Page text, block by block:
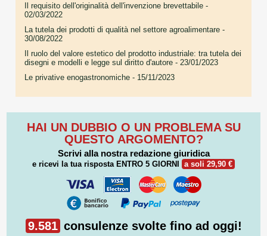
Il requisito dell'originalità dell'invenzione brevettabile -
02/03/2022
La tutela dei prodotti di qualità nel settore agroalimentare -
30/08/2022
Il ruolo del valore estetico del prodotto industriale: tra tutela dei
disegni e modelli e legge sul diritto d'autore - 23/01/2023
Le privative enogastronomiche - 15/11/2023
HAI UN DUBBIO O UN PROBLEMA SU
QUESTO ARGOMENTO?
Scrivi alla nostra redazione giuridica
e ricevi la tua risposta ENTRO 5 GIORNI a soli 29,90 €
9.581 consulenze svolte fino ad oggi!